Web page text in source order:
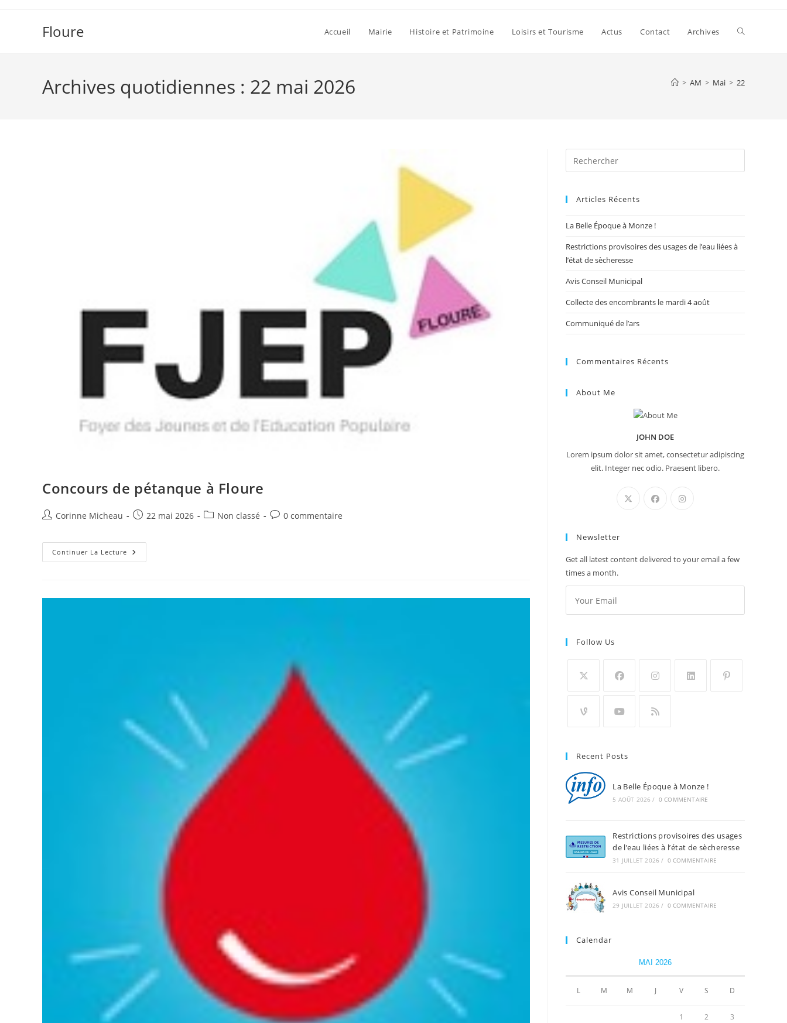
Floure Accueil Mairie Histoire et Patrimoine Loisirs et Tourisme Actus Contact Archives Toggle
Archives quotidiennes : 22 mai 2026 > AM > Mai > 22
Concours de pétanque à Floure
Auteur/autrice
la
publication :
Corinne Micheau
Publication
22 mai 2026
PostNon classé
Commentaires
0 commentaire
Continuer La Lecture Concours
De
Escape
Articles Récents
La Belle Époque à Monze !
Restrictions provisoires des usages de l’eau liées à
l’état de sècheresse
Avis Conseil Municipal
Collecte des encombrants le mardi 4 août
Communiqué de l’ars
Commentaires Récents
About Me
JOHN DOE
Lorem ipsum dolor sit amet, consectetur adipiscing
elit. Integer nec odio. Praesent libero.
Newsletter
Get all latest content delivered to your email a few
times a month.
Follow Us
Recent Posts
La Belle Époque à Monze !
5 AOÛT 2026 / 0 COMMENTAIRE
Restrictions provisoires des usages
de l’eau liées à l’état de sècheresse
31 JUILLET 2026 / 0 COMMENTAIRE
Avis Conseil Municipal
29 JUILLET 2026 / 0 COMMENTAIRE
Calendar
MAI 2026
L M M J V S D
1 2 3